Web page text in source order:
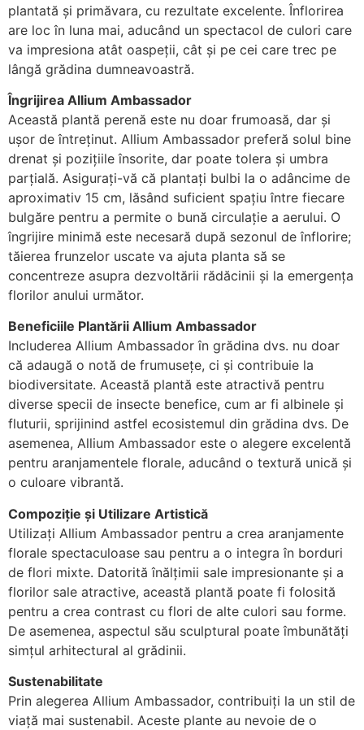
plantată și primăvara, cu rezultate excelente. Înflorirea
are loc în luna mai, aducând un spectacol de culori care
va impresiona atât oaspeții, cât și pe cei care trec pe
lângă grădina dumneavoastră.
Îngrijirea Allium Ambassador
Această plantă perenă este nu doar frumoasă, dar și
ușor de întreținut. Allium Ambassador preferă solul bine
drenat și pozițiile însorite, dar poate tolera și umbra
parțială. Asigurați-vă că plantați bulbi la o adâncime de
aproximativ 15 cm, lăsând suficient spațiu între fiecare
bulgăre pentru a permite o bună circulație a aerului. O
îngrijire minimă este necesară după sezonul de înflorire;
tăierea frunzelor uscate va ajuta planta să se
concentreze asupra dezvoltării rădăcinii și la emergența
florilor anului următor.
Beneficiile Plantării Allium Ambassador
Includerea Allium Ambassador în grădina dvs. nu doar
că adaugă o notă de frumusețe, ci și contribuie la
biodiversitate. Această plantă este atractivă pentru
diverse specii de insecte benefice, cum ar fi albinele și
fluturii, sprijinind astfel ecosistemul din grădina dvs. De
asemenea, Allium Ambassador este o alegere excelentă
pentru aranjamentele florale, aducând o textură unică și
o culoare vibrantă.
Compoziție și Utilizare Artistică
Utilizați Allium Ambassador pentru a crea aranjamente
florale spectaculoase sau pentru a o integra în borduri
de flori mixte. Datorită înălțimii sale impresionante și a
florilor sale atractive, această plantă poate fi folosită
pentru a crea contrast cu flori de alte culori sau forme.
De asemenea, aspectul său sculptural poate îmbunătăți
simțul arhitectural al grădinii.
Sustenabilitate
Prin alegerea Allium Ambassador, contribuiți la un stil de
viață mai sustenabil. Aceste plante au nevoie de o